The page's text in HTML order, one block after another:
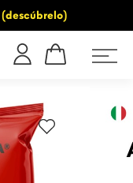
(descúbrelo)